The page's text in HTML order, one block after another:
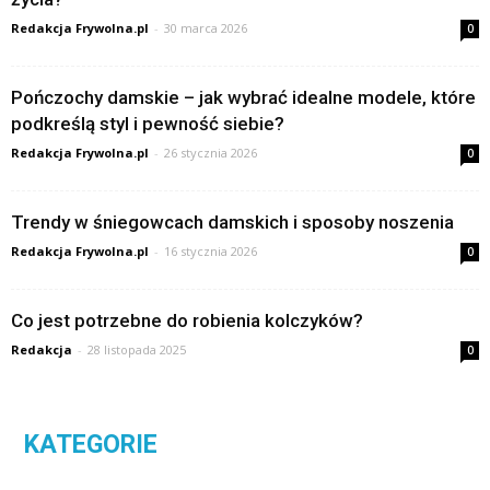
Redakcja Frywolna.pl - 30 marca 2026 0
Pończochy damskie – jak wybrać idealne modele, które
podkreślą styl i pewność siebie?
Redakcja Frywolna.pl - 26 stycznia 2026 0
Trendy w śniegowcach damskich i sposoby noszenia
Redakcja Frywolna.pl - 16 stycznia 2026 0
Co jest potrzebne do robienia kolczyków?
Redakcja - 28 listopada 2025 0
KATEGORIE